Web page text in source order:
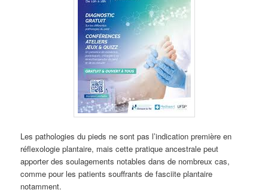
Les pathologies du pieds ne sont pas l’indication première en
réflexologie plantaire, mais cette pratique ancestrale peut
apporter des soulagements notables dans de nombreux cas,
comme pour les patients souffrants de fasciite plantaire
notamment.